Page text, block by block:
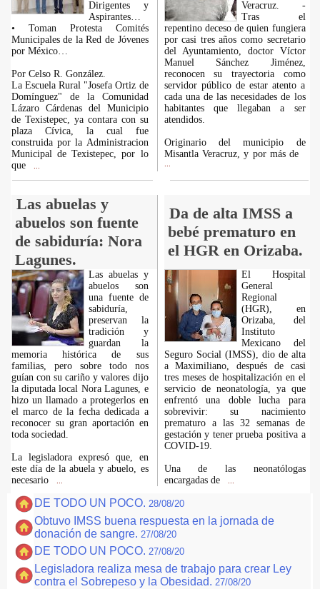
Dirigentes y
Aspirantes…
• Toman Protesta Comités
Municipales de la Red de Jóvenes
por México…
Por Celso R. González.
La Escuela Rural "Josefa Ortiz de
Domínguez" de la Comunidad
Lázaro Cárdenas del Municipio
de Texistepec, ya contara con su
plaza Cívica, la cual fue
construida por la Administracion
Municipal de Texistepec, por lo
que
Veracruz. -
Tras el
repentino deceso de quien fungiera
por casi tres años como secretario
del Ayuntamiento, doctor Víctor
Manuel Sánchez Jiménez,
reconocen su trayectoria como
servidor público de estar atento a
cada una de las necesidades de los
habitantes que llegaban a ser
atendidos.
Originario del municipio de
Misantla Veracruz, y por más de
Las abuelas y
abuelos son fuente
de sabiduría: Nora
Lagunes.
Da de alta IMSS a
bebé prematuro en
el HGR en Orizaba.
Las abuelas y
abuelos son
una fuente de
sabiduría,
preservan la
tradición y
guardan la
memoria histórica de sus
familias, pero sobre todo nos
guían con su cariño y valores dijo
la diputada local Nora Lagunes, e
hizo un llamado a protegerlos en
el marco de la fecha dedicada a
reconocer su gran aportación en
toda sociedad.
La legisladora expresó que, en
este día de la abuela y abuelo, es
necesario
El Hospital
General
Regional
(HGR), en
Orizaba, del
Instituto
Mexicano del
Seguro Social (IMSS), dio de alta
a Maximiliano, después de casi
tres meses de hospitalización en el
servicio de neonatología, ya que
enfrentó una doble lucha para
sobrevivir: su nacimiento
prematuro a las 32 semanas de
gestación y tener prueba positiva a
COVID-19.
Una de las neonatólogas
encargadas de
DE TODO UN POCO. 28/08/20
Obtuvo IMSS buena respuesta en la jornada de
donación de sangre. 27/08/20
DE TODO UN POCO. 27/08/20
Legisladora realiza mesa de trabajo para crear Ley
contra el Sobrepeso y la Obesidad. 27/08/20